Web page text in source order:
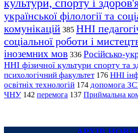
культури, спорту і
української філології та
комунікацій 385 ННІ
соціальної роботи і
іноземних мов 336 Російсько-
ННІ фізичної культури спорту та
психологічний факультет 176 ННІ
освітніх технологій 174 допомога
ЧНУ 142 перемога 137 Приймальна